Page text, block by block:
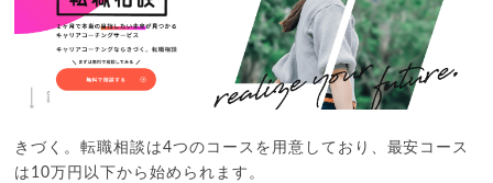
きづく。転職相談は4つのコースを用意しており、最安コース
は10万円以下から始められます。